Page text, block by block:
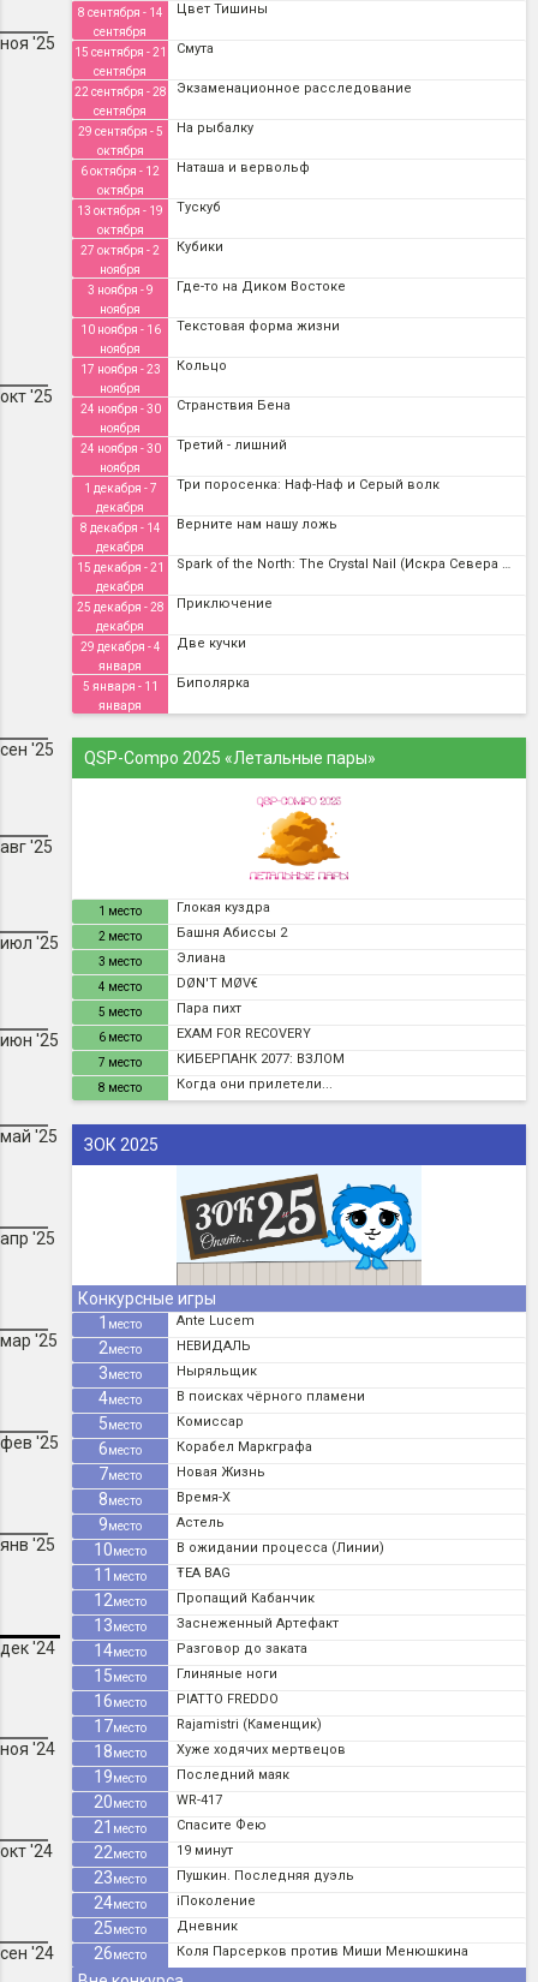
ноя '25
окт '25
сен '25
авг '25
июл '25
июн '25
май '25
апр '25
мар '25
фев '25
янв '25
дек '24
ноя '24
окт '24
сен '24
8 сентября - 14
сентября
Цвет Тишины
15 сентября - 21
сентября
Смута
22 сентября - 28
сентября
Экзаменационное расследование
29 сентября - 5
октября
На рыбалку
6 октября - 12
октября
Наташа и вервольф
13 октября - 19
октября
Тускуб
27 октября - 2
ноября
Кубики
3 ноября - 9
ноября
Где-то на Диком Востоке
10 ноября - 16
ноября
Текстовая форма жизни
17 ноября - 23
ноября
Кольцо
24 ноября - 30
ноября
Странствия Бена
24 ноября - 30
ноября
Третий - лишний
1 декабря - 7
декабря
Три поросенка: Наф-Наф и Серый волк
8 декабря - 14
декабря
Верните нам нашу ложь
15 декабря - 21
декабря
Spark of the North: The Crystal Nail (Искра Севера и Хрустальный Гвоздь)
25 декабря - 28
декабря
Приключение
29 декабря - 4
января
Две кучки
5 января - 11
января
Биполярка
QSP-Compo 2025 «Летальные пары»
1 место Глокая куздра
2 место Башня Абиссы 2
3 место Элиана
4 место DØN'T MØV€
5 место Пара пихт
6 место EXAM FOR RECOVERY
7 место КИБЕРПАНК 2077: ВЗЛОМ
8 место Когда они прилетели...
ЗОК 2025
Конкурсные игры
1 место Ante Lucem
2место НЕВИДАЛЬ
3место Ныряльщик
4место В поисках чёрного пламени
5место Комиссар
6место Корабел Маркграфа
7место Новая Жизнь
8место Время-X
9место Астель
10место В ожидании процесса (Линии)
11 место ŦEA BAG
12место Пропащий Кабанчик
13место Заснеженный Артефакт
14место Разговор до заката
15место Глиняные ноги
16место PIATTO FREDDO
17место Rajamistri (Каменщик)
18место Хуже ходячих мертвецов
19место Последний маяк
20место WR-417
21 место Спасите Фею
22место 19 минут
23место Пушкин. Последняя дуэль
24место iПоколение
25место Дневник
26место Коля Парсерков против Миши Менюшкина